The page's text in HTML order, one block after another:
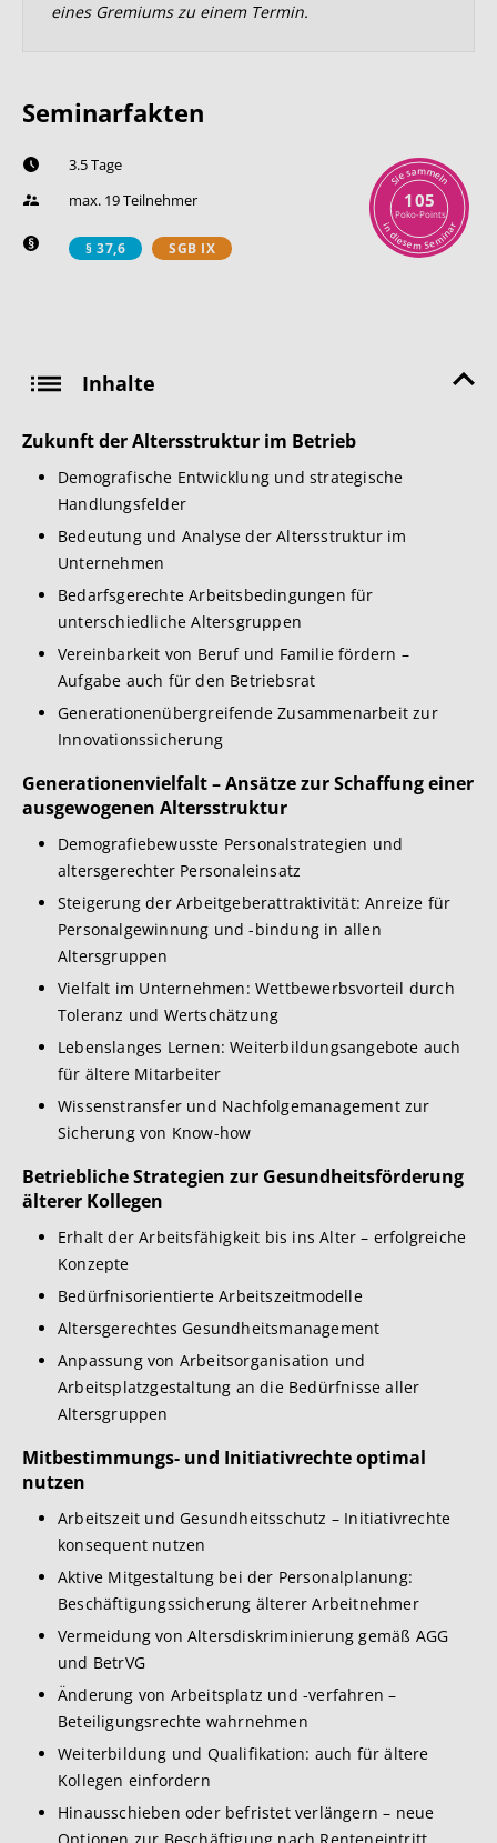
Inhalte
Zukunft der Altersstruktur im Betrieb
Demografische Entwicklung und strategische
Handlungsfelder
Bedeutung und Analyse der Altersstruktur im
Unternehmen
Bedarfsgerechte Arbeitsbedingungen für
unterschiedliche Altersgruppen
Vereinbarkeit von Beruf und Familie fördern –
Aufgabe auch für den Betriebsrat
Generationenübergreifende Zusammenarbeit zur
Innovationssicherung
Generationenvielfalt – Ansätze zur Schaffung einer
ausgewogenen Altersstruktur
Demografiebewusste Personalstrategien und
altersgerechter Personaleinsatz
Steigerung der Arbeitgeberattraktivität: Anreize für
Personalgewinnung und -bindung in allen
Altersgruppen
Vielfalt im Unternehmen: Wettbewerbsvorteil durch
Toleranz und Wertschätzung
Lebenslanges Lernen: Weiterbildungsangebote auch
für ältere Mitarbeiter
Wissenstransfer und Nachfolgemanagement zur
Sicherung von Know-how
Betriebliche Strategien zur Gesundheitsförderung
älterer Kollegen
Erhalt der Arbeitsfähigkeit bis ins Alter – erfolgreiche
Konzepte
Bedürfnisorientierte Arbeitszeitmodelle
Altersgerechtes Gesundheitsmanagement
Anpassung von Arbeitsorganisation und
Arbeitsplatzgestaltung an die Bedürfnisse aller
Altersgruppen
Mitbestimmungs- und Initiativrechte optimal
nutzen
Arbeitszeit und Gesundheitsschutz – Initiativrechte
konsequent nutzen
Aktive Mitgestaltung bei der Personalplanung:
Beschäftigungssicherung älterer Arbeitnehmer
Vermeidung von Altersdiskriminierung gemäß AGG
und BetrVG
Änderung von Arbeitsplatz und -verfahren –
Beteiligungsrechte wahrnehmen
Weiterbildung und Qualifikation: auch für ältere
Kollegen einfordern
Hinausschieben oder befristet verlängern – neue
eines Gremiums zu einem Termin.
Seminarfakten
3.5 Tage
max. 19 Teilnehmer
§ 37,6 SGB IX
i
n
d
iesemSemi
n
a
r
S
iesammel
n
105
Poko-Points